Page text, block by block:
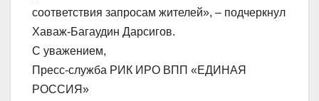
соответствия запросам жителей», – подчеркнул
Хаваж-Багаудин Дарсигов.
С уважением,
Пресс-служба РИК ИРО ВПП «ЕДИНАЯ
РОССИЯ»